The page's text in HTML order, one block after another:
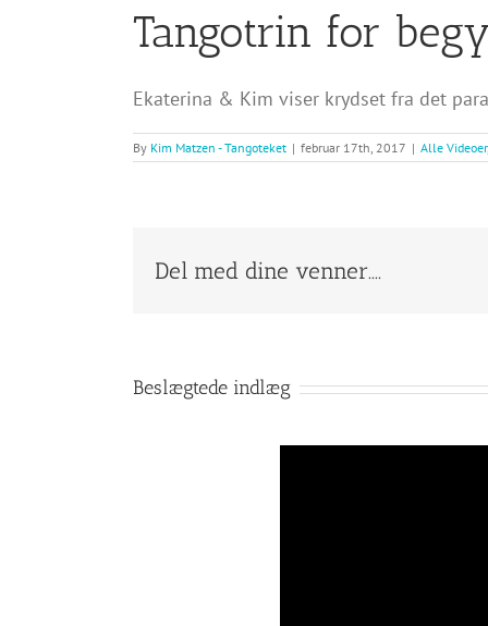
Tangotrin for
Ekaterina & Kim viser krydset fra det
By Kim Matzen - Tangoteket | februar 17th, 2017 | Alle Videoer,
Del med dine venner....
Beslægtede indlæg